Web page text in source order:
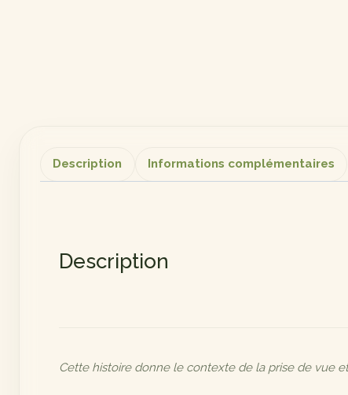
Description Informations complémentaires
Description
Cette histoire donne le contexte de la prise de vue